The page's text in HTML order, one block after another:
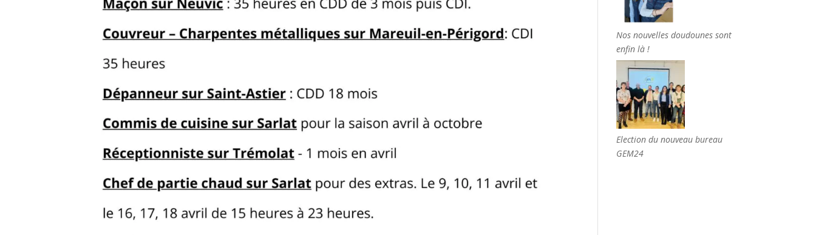
Nos nouvelles doudounes sont
enfin là !
Election du nouveau bureau
GEM24